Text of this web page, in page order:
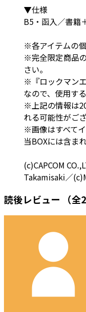
▼仕様
B5・函入／書籍
※各アイテムの
※完全限定商品
さい。
※『ロックマン
なので、使用す
※上記の情報は
れる可能性がござ
※画像はすべて
当BOXには含ま
(c)CAPCOM
Takamisaki／
読後レビュー （全